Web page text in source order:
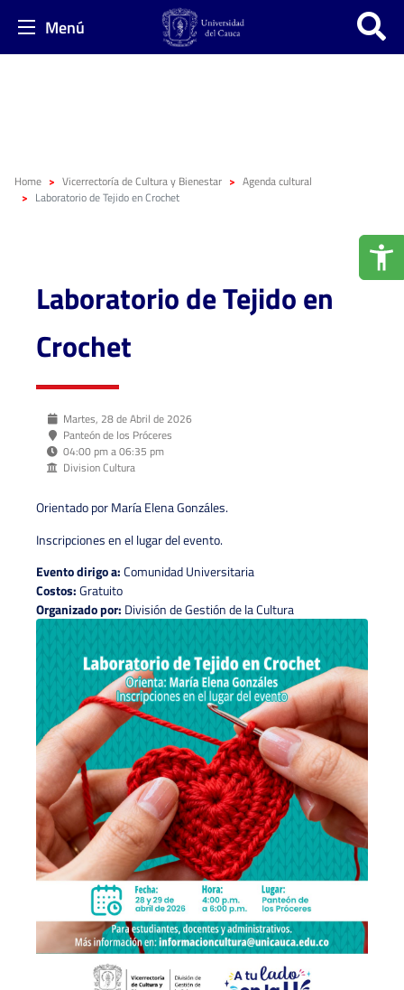
Menú
Home Vicerrectoría de Cultura y Bienestar
Agenda cultural
Laboratorio de Tejido en Crochet
Laboratorio de Tejido en
Crochet
Martes, 28 de Abril de 2026
Panteón de los Próceres
04:00 pm a 06:35 pm
Division Cultura
Orientado por María Elena Gonzáles.
Inscripciones en el lugar del evento.
Evento dirigo a:Comunidad Universitaria
Costos:Gratuito
Organizado por: División de Gestión de la Cultura